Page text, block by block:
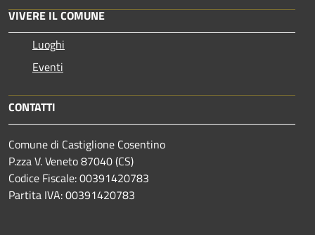
VIVERE IL COMUNE
Luoghi
Eventi
CONTATTI
Comune di Castiglione Cosentino
P.zza V. Veneto 87040 (CS)
Codice Fiscale: 00391420783
Partita IVA: 00391420783